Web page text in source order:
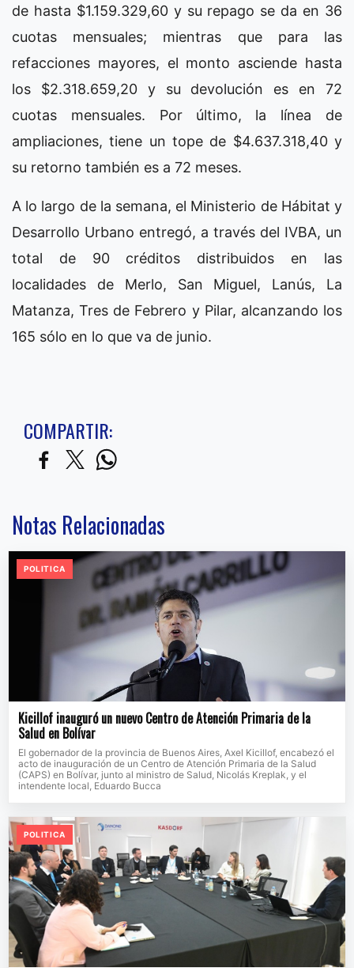
de hasta $1.159.329,60 y su repago se da en 36
cuotas mensuales; mientras que para las
refacciones mayores, el monto asciende hasta
los $2.318.659,20 y su devolución es en 72
cuotas mensuales. Por último, la línea de
ampliaciones, tiene un tope de $4.637.318,40 y
su retorno también es a 72 meses.
A lo largo de la semana, el Ministerio de Hábitat y
Desarrollo Urbano entregó, a través del IVBA, un
total de 90 créditos distribuidos en las
localidades de Merlo, San Miguel, Lanús, La
Matanza, Tres de Febrero y Pilar, alcanzando los
165 sólo en lo que va de junio.
COMPARTIR:
Notas Relacionadas
POLITICA
Kicillof inauguró un nuevo Centro de Atención Primaria de la
Salud en Bolívar
El gobernador de la provincia de Buenos Aires, Axel Kicillof, encabezó el
acto de inauguración de un Centro de Atención Primaria de la Salud
(CAPS) en Bolívar, junto al ministro de Salud, Nicolás Kreplak, y el
intendente local, Eduardo Bucca
POLITICA